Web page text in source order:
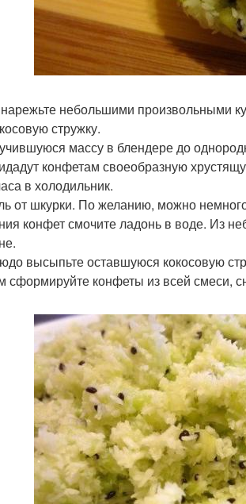
нарежьте небольшими произвольными
стружку.
массу в блендере до
конфетам своеобразную
в холодильник.
от шкурки. По желанию, можно
конфет смочите ладонь в воде. Из
высыпьте оставшуюся кокосовую
сформируйте конфеты из всей смеси,